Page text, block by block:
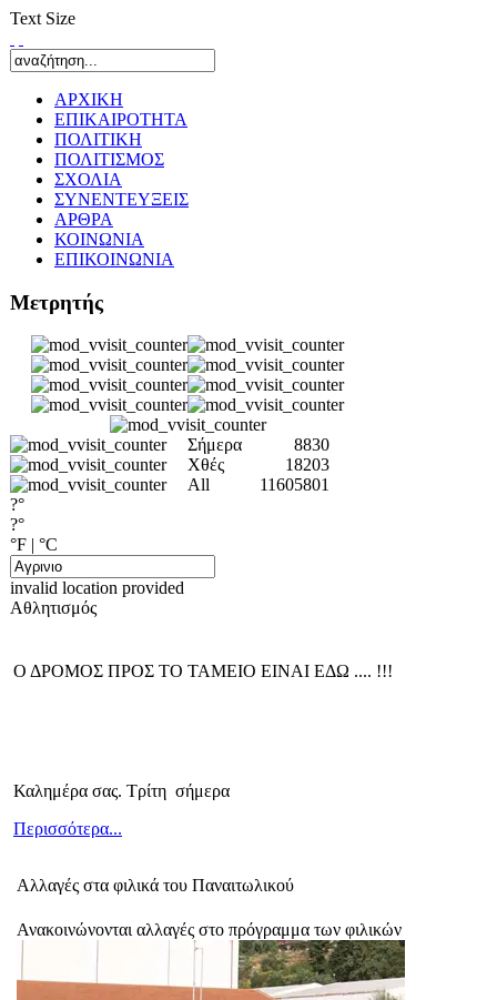
Text Size
ΑΡΧΙΚΗ
ΕΠΙΚΑΙΡΟΤΗΤΑ
ΠΟΛΙΤΙΚΗ
ΠΟΛΙΤΙΣΜΟΣ
ΣΧΟΛΙΑ
ΣΥΝΕΝΤΕΥΞΕΙΣ
ΑΡΘΡΑ
ΚΟΙΝΩΝΙΑ
ΕΠΙΚΟΙΝΩΝΙΑ
Μετρητής
Σήμερα
8830
Χθές
18203
All
11605801
?°
?°
°F | °C
invalid location provided
Αθλητισμός
Ο ΔΡΟΜΟΣ ΠΡΟΣ ΤΟ ΤΑΜΕΙΟ ΕΙΝΑΙ ΕΔΩ .... !!!
Καλημέρα σας. Τρίτη σήμερα
Περισσότερα...
Αλλαγές στα φιλικά του Παναιτωλικού
Ανακοινώνονται αλλαγές στο πρόγραμμα των φιλικών